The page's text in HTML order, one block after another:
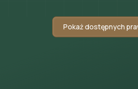
Pokaż dostępnych